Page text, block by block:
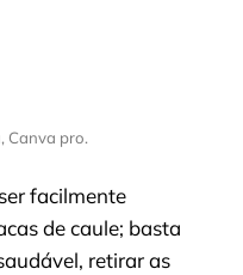
Canva pro.
facilmente
de caule; basta
retirar as